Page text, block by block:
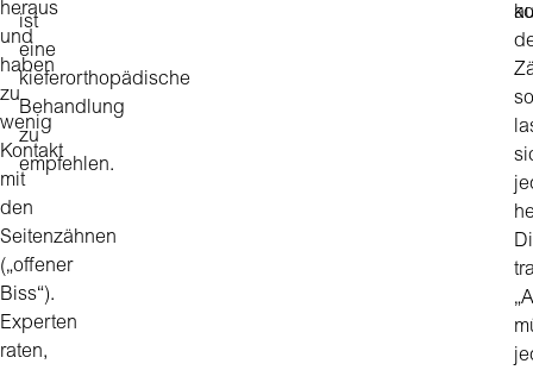
heraus
und
haben
zu
wenig
Kontakt
mit
den
Seitenzähnen
(„offener
Biss“).
Experten
raten,
ist
eine
kieferorthopädische
Behandlung
zu
empfehlen.